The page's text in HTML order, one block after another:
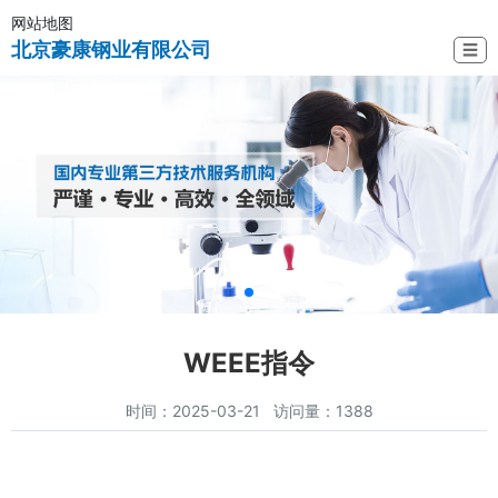
网站地图
北京豪康钢业有限公司 ☰
WEEE指令
时间：2025-03-21 访问量：1388